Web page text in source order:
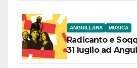
ANGUILLARA MUSICA
Radicanto e
31 luglio ad